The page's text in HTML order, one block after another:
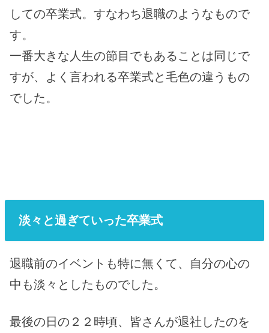
しての卒業式。すなわち退職のようなもので
す。
一番大きな人生の節目でもあることは同じで
すが、よく言われる卒業式と毛色の違うもの
でした。
淡々と過ぎていった卒業式
退職前のイベントも特に無くて、自分の心の
中も淡々としたものでした。
最後の日の２２時頃、皆さんが退社したのを